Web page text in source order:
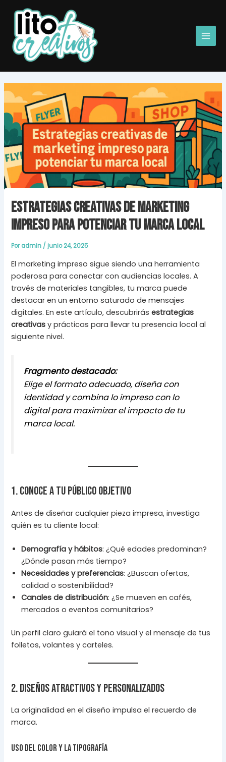
contenido
Estrategias creativas de marketing
impreso para potenciar tu marca local
Poradmin /junio 24, 2025
El marketing impreso sigue siendo una herramienta
poderosa para conectar con audiencias locales. A
través de materiales tangibles, tu marca puede
destacar en un entorno saturado de mensajes
digitales. En este artículo, descubrirásestrategias
creativas y prácticas para llevar tu presencia local al
siguiente nivel.
Fragmento destacado:
Elige el formato adecuado, diseña con
identidad y combina lo impreso con lo
digital para maximizar el impacto de tu
marca local.
1. Conoce a tu público objetivo
Antes de diseñar cualquier pieza impresa, investiga
quién es tu cliente local:
Demografía y hábitos: ¿Qué edades predominan?
¿Dónde pasan más tiempo?
Necesidades y preferencias: ¿Buscan ofertas,
calidad o sostenibilidad?
Canales de distribución: ¿Se mueven en cafés,
mercados o eventos comunitarios?
Un perfil claro guiará el tono visual y el mensaje de tus
folletos, volantes y carteles.
2. Diseños atractivos y personalizados
La originalidad en el diseño impulsa el recuerdo de
marca.
Uso del color y la tipografía